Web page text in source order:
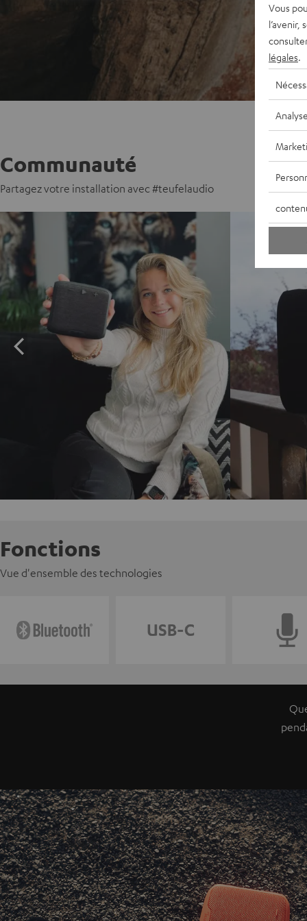
Communauté
Partagez votre installation avec #teufelaudio
Fonctions
Vue d'ensemble des technologies
Vous
l’avenir,
légales
Analyse